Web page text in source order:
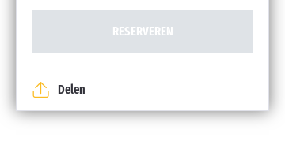
RESERVEREN
Delen